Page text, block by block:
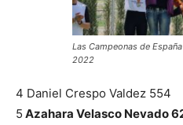
Las Campeonas de
2022
4 Daniel Crespo Valdez 554
5 Azahara Velasco Nevado